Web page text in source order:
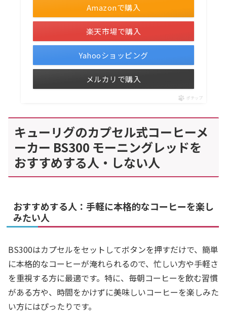
Amazonで購入
楽天市場で購入
Yahooショッピング
メルカリで購入
ポチップ
キューリグのカプセル式コーヒーメ
ーカー BS300 モーニングレッドを
おすすめする人・しない人
おすすめする人：手軽に本格的なコーヒーを楽し
みたい人
BS300はカプセルをセットしてボタンを押すだけで、簡単
に本格的なコーヒーが淹れられるので、忙しい方や手軽さ
を重視する方に最適です。特に、毎朝コーヒーを飲む習慣
がある方や、時間をかけずに美味しいコーヒーを楽しみた
い方にはぴったりです。